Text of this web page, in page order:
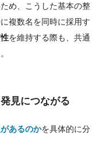
め、こうした基本の整
複数名を同時に採用す
を維持する際も、共通
見につながる
あるのかを具体的に分